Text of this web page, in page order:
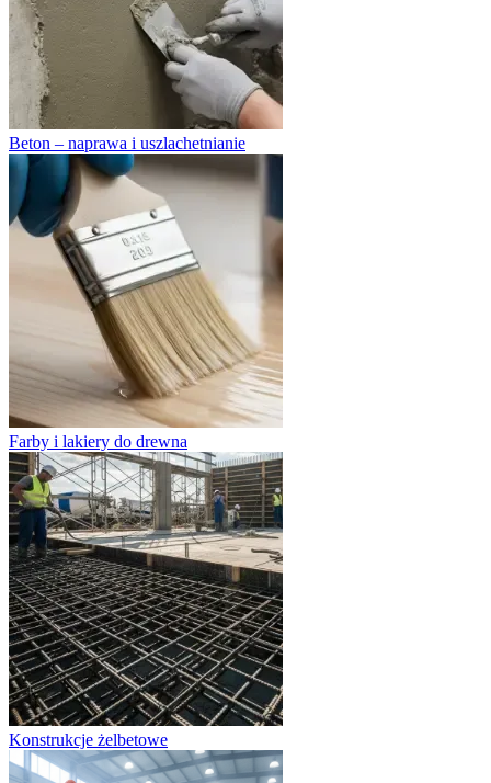
Beton – naprawa i uszlachetnianie
Farby i lakiery do drewna
Konstrukcje żelbetowe